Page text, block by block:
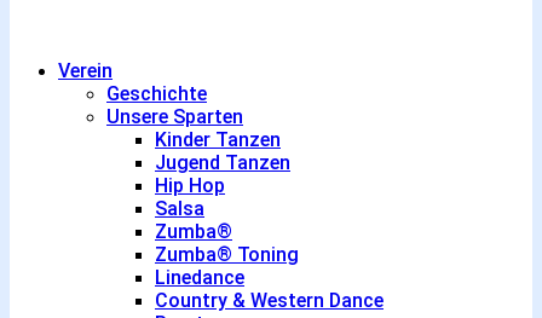
Verein
Geschichte
Unsere Sparten
Kinder Tanzen
Jugend Tanzen
Hip Hop
Salsa
Zumba®
Zumba® Toning
Linedance
Country & Western Dance